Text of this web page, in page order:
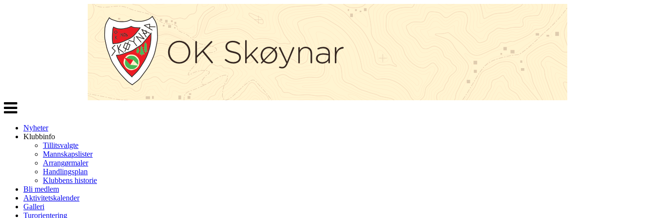
Veksle
navigasjon
Nyheter
Klubbinfo
Tillitsvalgte
Mannskapslister
Arrangørmaler
Handlingsplan
Klubbens historie
Bli medlem
Aktivitetskalender
Galleri
Turorientering